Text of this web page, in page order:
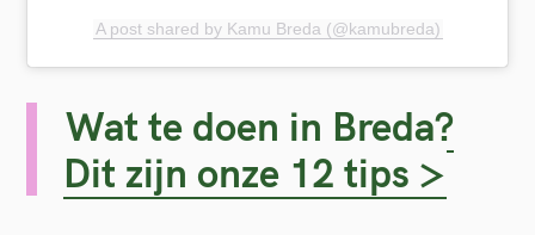
A post shared by Kamu Breda (@kamubreda)
Wat te doen in Breda?
Dit zijn onze 12 tips >